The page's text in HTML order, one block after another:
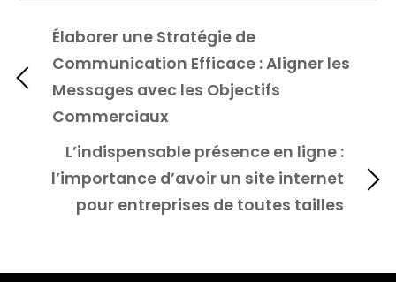
Élaborer une Stratégie de
Communication Efficace : Aligner les
Messages avec les Objectifs
Commerciaux
L’indispensable présence en ligne :
l’importance d’avoir un site internet
pour entreprises de toutes tailles